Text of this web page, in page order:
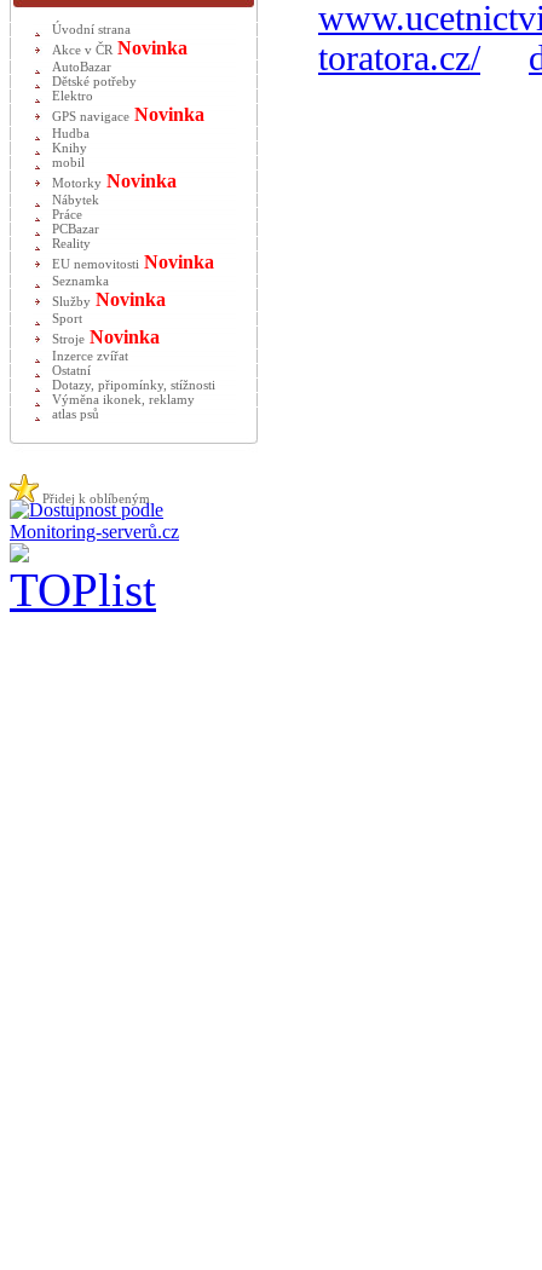
toratora.cz/
Úvodní strana
Akce v ČR Novinka
AutoBazar
Dětské potřeby
Elektro
GPS navigace Novinka
Hudba
Knihy
mobil
Motorky Novinka
Nábytek
Práce
PCBazar
Reality
EU nemovitosti Novinka
Seznamka
Služby Novinka
Sport
Stroje Novinka
Inzerce zvířat
Ostatní
Dotazy, připomínky, stížnosti
Výměna ikonek, reklamy
atlas psů
Přidej k oblíbeným